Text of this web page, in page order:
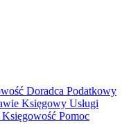
Doradca Podatkowy
Księgowy Usługi
Pomoc